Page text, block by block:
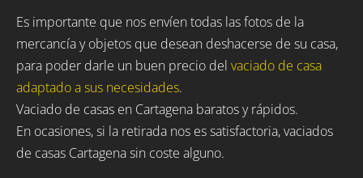
Es importante que nos envíen todas las fotos de la
mercancía y objetos que desean deshacerse de su casa,
para poder darle un buen precio del vaciado de casa
adaptado a sus necesidades.
Vaciado de casas en Cartagena baratos y rápidos.
En ocasiones, si la retirada nos es satisfactoria, vaciados
de casas Cartagena sin coste alguno.